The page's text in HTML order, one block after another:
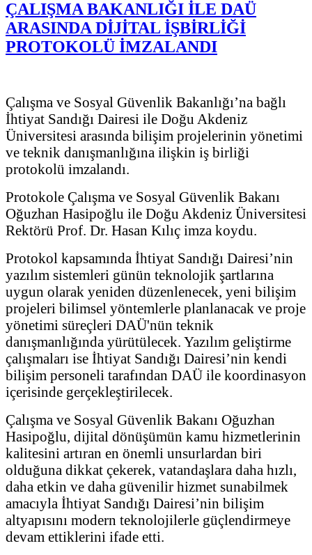
ÇALIŞMA BAKANLIĞI İLE DAÜ
ARASINDA DİJİTAL İŞBİRLİĞİ
PROTOKOLÜ İMZALANDI
Çalışma ve Sosyal Güvenlik Bakanlığı’na bağlı
İhtiyat Sandığı Dairesi ile Doğu Akdeniz
Üniversitesi arasında bilişim projelerinin yönetimi
ve teknik danışmanlığına ilişkin iş birliği
protokolü imzalandı.
Protokole Çalışma ve Sosyal Güvenlik Bakanı
Oğuzhan Hasipoğlu ile Doğu Akdeniz Üniversitesi
Rektörü Prof. Dr. Hasan Kılıç imza koydu.
Protokol kapsamında İhtiyat Sandığı Dairesi’nin
yazılım sistemleri günün teknolojik şartlarına
uygun olarak yeniden düzenlenecek, yeni bilişim
projeleri bilimsel yöntemlerle planlanacak ve proje
yönetimi süreçleri DAÜ'nün teknik
danışmanlığında yürütülecek. Yazılım geliştirme
çalışmaları ise İhtiyat Sandığı Dairesi’nin kendi
bilişim personeli tarafından DAÜ ile koordinasyon
içerisinde gerçekleştirilecek.
Çalışma ve Sosyal Güvenlik Bakanı Oğuzhan
Hasipoğlu, dijital dönüşümün kamu hizmetlerinin
kalitesini artıran en önemli unsurlardan biri
olduğuna dikkat çekerek, vatandaşlara daha hızlı,
daha etkin ve daha güvenilir hizmet sunabilmek
amacıyla İhtiyat Sandığı Dairesi’nin bilişim
altyapısını modern teknolojilerle güçlendirmeye
devam ettiklerini ifade etti.